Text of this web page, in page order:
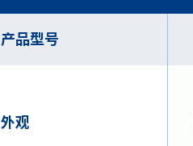
产品型号
外观